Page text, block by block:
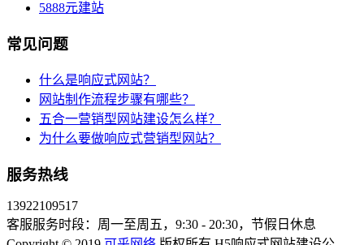
5888元建站
常见问题
什么是响应式网站？
网站制作流程步骤有哪些？
五合一营销型网站建设怎么样？
为什么要做响应式营销型网站？
服务热线
13922109517
客服服务时段：周一至周五，9:30 - 20:30，节假日休息